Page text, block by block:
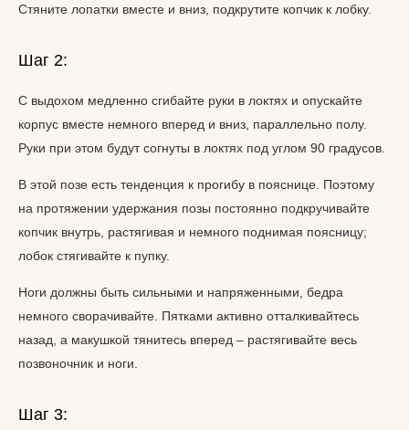
Стяните лопатки вместе и вниз, подкрутите копчик к лобку.
Шаг 2:
С выдохом медленно сгибайте руки в локтях и опускайте
корпус вместе немного вперед и вниз, параллельно полу.
Руки при этом будут согнуты в локтях под углом 90 градусов.
В этой позе есть тенденция к прогибу в пояснице. Поэтому
на протяжении удержания позы постоянно подкручивайте
копчик внутрь, растягивая и немного поднимая поясницу;
лобок стягивайте к пупку.
Ноги должны быть сильными и напряженными, бедра
немного сворачивайте. Пятками активно отталкивайтесь
назад, а макушкой тянитесь вперед – растягивайте весь
позвоночник и ноги.
Шаг 3: